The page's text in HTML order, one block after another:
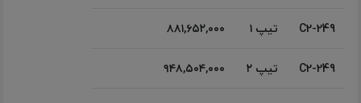
C2-249
تیپ ۱
۸۸۱,۶۵۲,۰۰۰
C2-249
تیپ ۲
۹۴۸,۵۰۴,۰۰۰